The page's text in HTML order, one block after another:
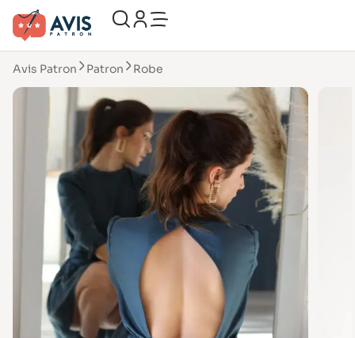
Avis Patron Patron Robe